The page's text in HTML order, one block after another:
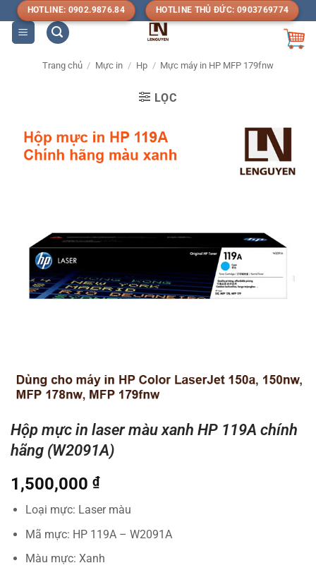
qua
nội
HOTLINE: 0902.9876.84 HOTLINE THỦ ĐỨC: 0903769774
Trang chủ / Mực in / Hp / Mực máy in HP MFP 179fnw
LỌC
Hộp mực in laser màu xanh HP 119A chính
hãng (W2091A)
1,500,000 ₫
Loại mực: Laser màu
Mã mực: HP 119A – W2091A
Màu mực: Xanh